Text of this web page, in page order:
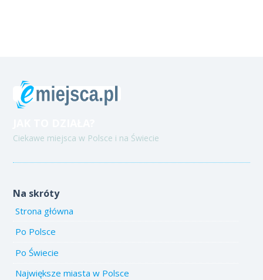
Ciekawe miejsca w Polsce i na Świecie
Na skróty
Strona główna
Po Polsce
Po Świecie
Największe miasta w Polsce